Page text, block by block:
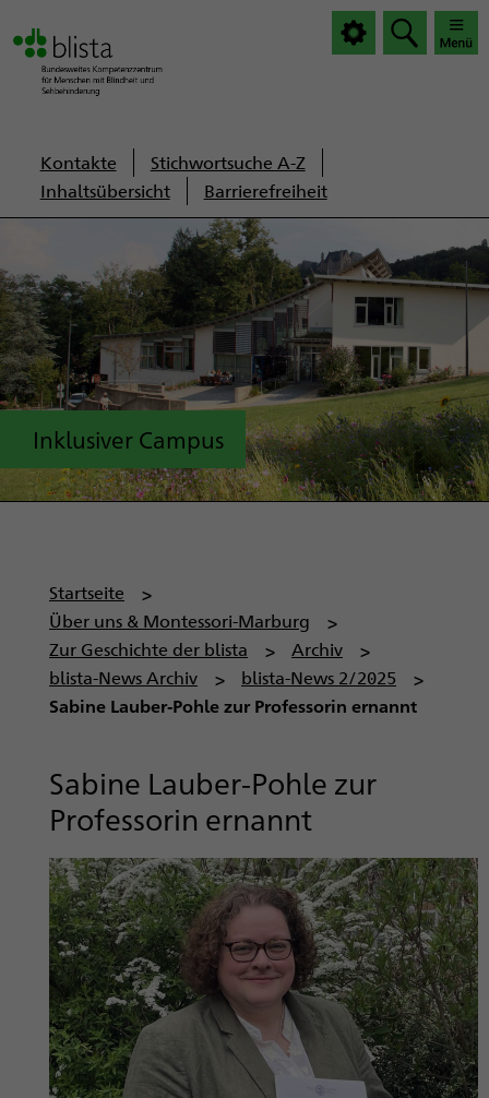
Servicenavigation
Kontakte
Stichwortsuche A-Z
Inhaltsübersicht
Barrierefreiheit
Inklusiver Campus
P
f
a
d
n
g
t
o
n
Startseite
Über uns & Montessori-Marburg
Zur Geschichte der blista
Archiv
blista-News Archiv
blista-News 2/2025
Sabine Lauber-Pohle zur Professorin ernannt
Sabine Lauber-Pohle zur
Professorin ernannt